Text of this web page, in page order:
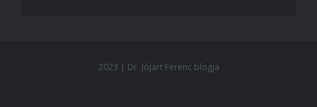
2023 | Dr. Jójárt Ferenc blogja